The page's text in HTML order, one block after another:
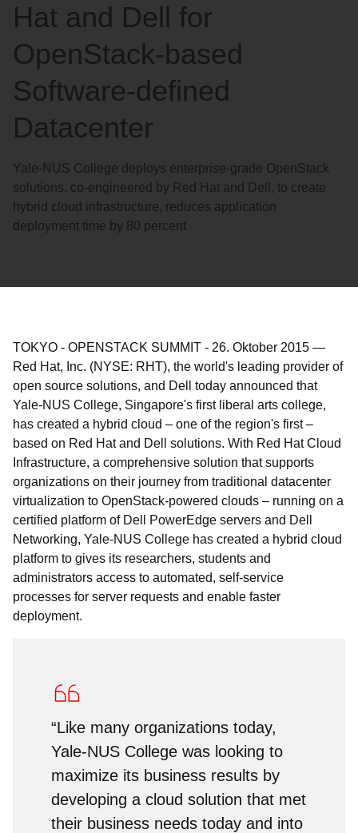
Hat and Dell for
OpenStack-based
Software-defined
Datacenter
Yale-NUS College deploys enterprise-grade OpenStack
solutions, co-engineered by Red Hat and Dell, to create
hybrid cloud infrastructure, reduces application
deployment time by 80 percent
TOKYO - OPENSTACK SUMMIT - 26. Oktober 2015 —
Red Hat, Inc. (NYSE: RHT), the world's leading provider of
open source solutions, and Dell today announced that
Yale-NUS College, Singapore's first liberal arts college,
has created a hybrid cloud – one of the region's first –
based on Red Hat and Dell solutions. With Red Hat Cloud
Infrastructure, a comprehensive solution that supports
organizations on their journey from traditional datacenter
virtualization to OpenStack-powered clouds – running on a
certified platform of Dell PowerEdge servers and Dell
Networking, Yale-NUS College has created a hybrid cloud
platform to gives its researchers, students and
administrators access to automated, self-service
processes for server requests and enable faster
deployment.
“Like many organizations today,
Yale-NUS College was looking to
maximize its business results by
developing a cloud solution that met
their business needs today and into